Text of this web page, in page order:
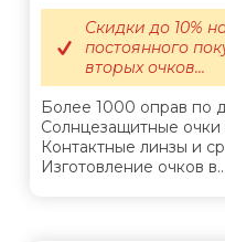
Более 1000 оправ по
Солнцезащитные
Контактные линзы и
Изготовление очков в...
Скидки до 10%
постоянного
вторых очков...